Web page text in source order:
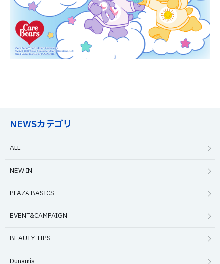
NEWSカテゴリ
ALL
NEW IN
PLAZA BASICS
EVENT&CAMPAIGN
BEAUTY TIPS
Dunamis